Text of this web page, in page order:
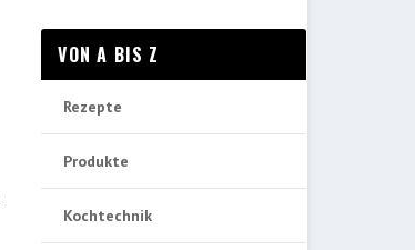
VON A BIS Z
Rezepte
Produkte
Kochtechnik